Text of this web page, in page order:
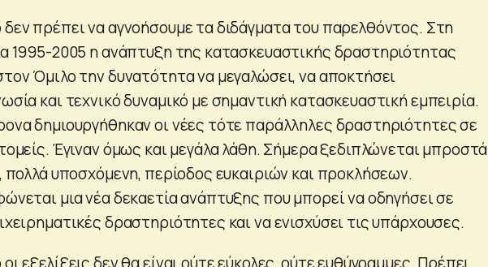
πρέπει να αγνοήσουμε τα διδάγματα του παρελθόντος. Στη
1995-2005 η ανάπτυξη της κατασκευαστικής δραστηριότητας
Όμιλο την δυνατότητα να μεγαλώσει, να αποκτήσει
και τεχνικό δυναμικό με σημαντική κατασκευαστική εμπειρία.
δημιουργήθηκαν οι νέες τότε παράλληλες δραστηριότητες σε
Έγιναν όμως και μεγάλα λάθη. Σήμερα ξεδιπλώνεται μπροστά
πολλά υποσχόμενη, περίοδος ευκαιριών και προκλήσεων.
μια νέα δεκαετία ανάπτυξης που μπορεί να οδηγήσει σε
δραστηριότητες και να ενισχύσει τις υπάρχουσες.
εξελίξεις δεν θα είναι ούτε εύκολες, ούτε ευθύγραμμες. Πρέπει